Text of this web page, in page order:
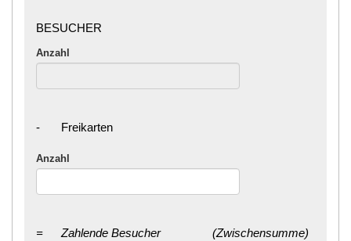
BESUCHER
Anzahl
- Freikarten
Anzahl
= Zahlende Besucher (Zwischensumme)